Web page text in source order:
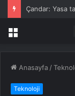
Çandar: Yasa
Menü
Anasayfa /
Teknoloji